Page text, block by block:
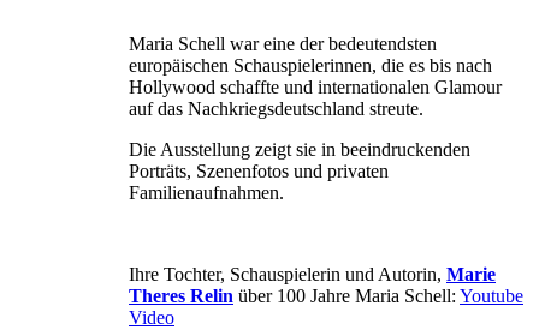
Maria Schell war eine der bedeutendsten
europäischen Schauspielerinnen, die es bis nach
Hollywood schaffte und internationalen Glamour
auf das Nachkriegsdeutschland streute.
Die Ausstellung zeigt sie in beeindruckenden
Porträts, Szenenfotos und privaten
Familienaufnahmen.
Ihre Tochter, Schauspielerin und Autorin, Marie
Theres Relin über 100 Jahre Maria Schell: Youtube
Video